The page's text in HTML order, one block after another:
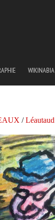
WIKINABIA
/Léautaud